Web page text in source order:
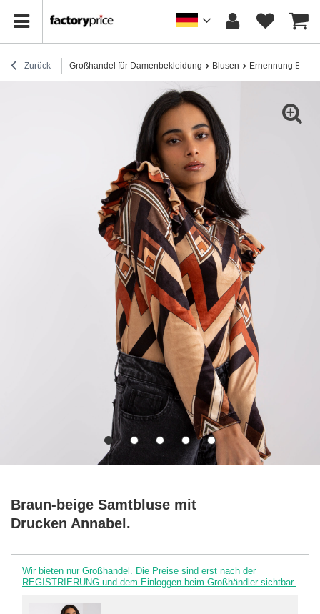
Zurück Großhandel für Damenbekleidung Blusen Ernennung
Braun-beige Samtbluse mit
Drucken Annabel.
Wir bieten nur Großhandel. Die Preise sind erst nach der
REGISTRIERUNG und dem Einloggen beim Großhändler sichtbar.